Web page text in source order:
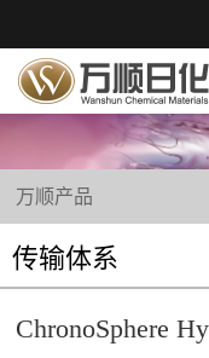
万顺产品
传输体系
ChronoSphere